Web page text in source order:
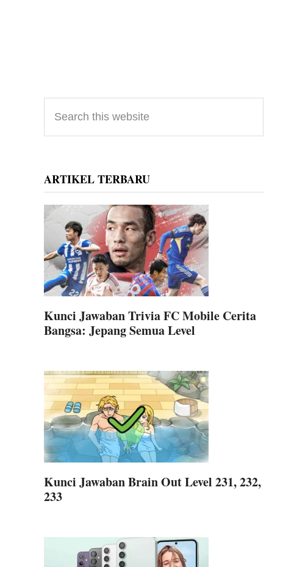
Primary
Sidebar
this
website
ARTIKEL TERBARU
Kunci Jawaban Trivia FC Mobile Cerita
Bangsa: Jepang Semua Level
Kunci Jawaban Brain Out Level 231, 232,
233